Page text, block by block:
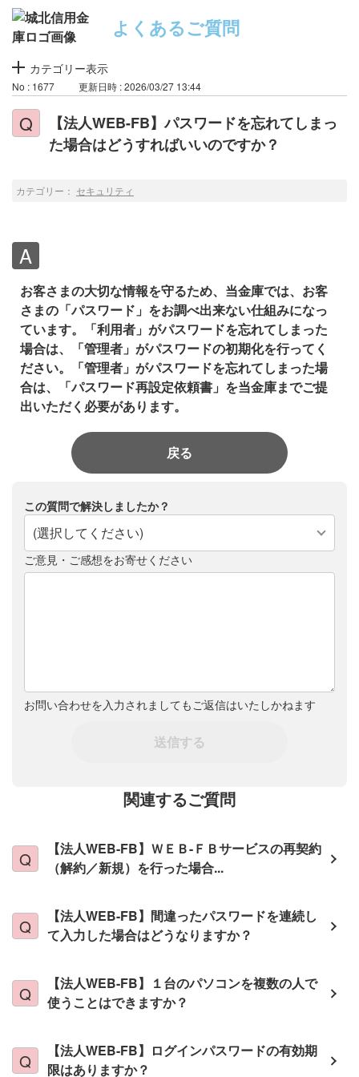
よくあるご質問
カテゴリー表示
No : 1677 更新日時 : 2026/03/27 13:44
【法人WEB-FB】パスワードを忘れてしまっ
た場合はどうすればいいのですか？
カテゴリー： セキュリティ
お客さまの大切な情報を守るため、当金庫では、お客
さまの「パスワード」をお調べ出来ない仕組みになっ
ています。「利用者」がパスワードを忘れてしまった
場合は、「管理者」がパスワードの初期化を行ってく
ださい。「管理者」がパスワードを忘れてしまった場
合は、「パスワード再設定依頼書」を当金庫までご提
出いただく必要があります。
戻る
この質問で解決しましたか？
(選択してください)
ご意見・ご感想をお寄せください
お問い合わせを入力されましてもご返信はいたしかねます
送信する
関連するご質問
【法人WEB-FB】ＷＥＢ-ＦＢサービスの再契約
（解約／新規）を行った場合...
【法人WEB-FB】間違ったパスワードを連続し
て入力した場合はどうなりますか？
【法人WEB-FB】１台のパソコンを複数の人で
使うことはできますか？
【法人WEB-FB】ログインパスワードの有効期
限はありますか？